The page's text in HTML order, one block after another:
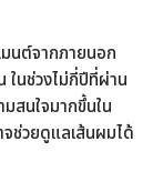
นต์จากภายนอก
ในช่วงไม่กี่ปีที่ผ่าน
สนใจมากขึ้นใน
ช่วยดูแลเส้นผมได้